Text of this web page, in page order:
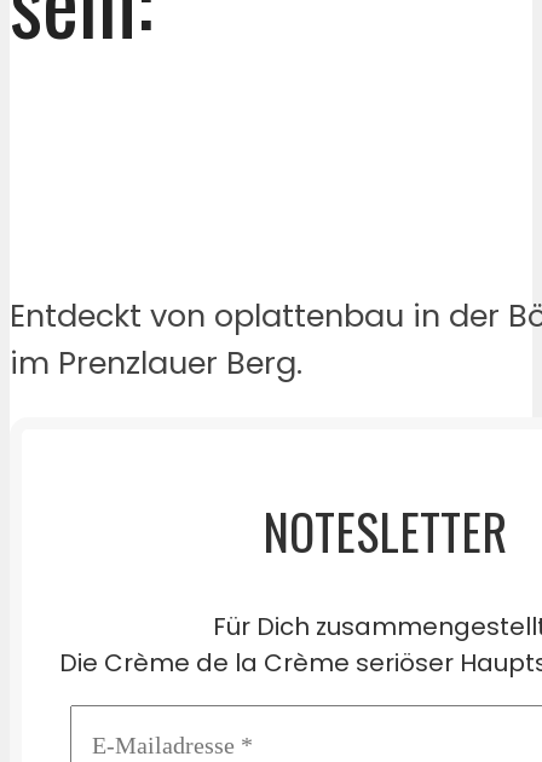
Entdeckt von oplattenbau in der
im Prenzlauer Berg.
NOTESLETTER
Für Dich
Die Crème de la Crème seriöser